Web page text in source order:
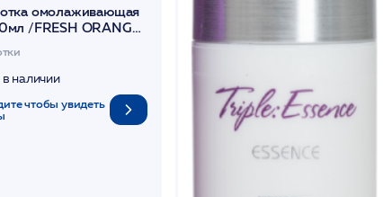
омолаживающая
/FRESH ORANGE
/MESOPHARM
наличии
чтобы увидеть